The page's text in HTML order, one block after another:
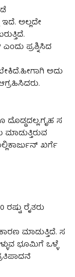
ಅಲ್ಲದೇ
ಪ್ರಶ್ನಿಸಿದ
ಅದು
ಸ
ಖರ್ಗೆ
ರೈತರು
ಮಾಡುತ್ತಿದೆ. ಸ
ಭೂಮಿಗೆ ಒಳ್ಳೆ